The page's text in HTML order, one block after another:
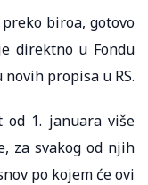
biroa, gotovo
direktno u Fondu
propisa u RS.
od 1. januara više
za svakog od njih
po kojem će ovi